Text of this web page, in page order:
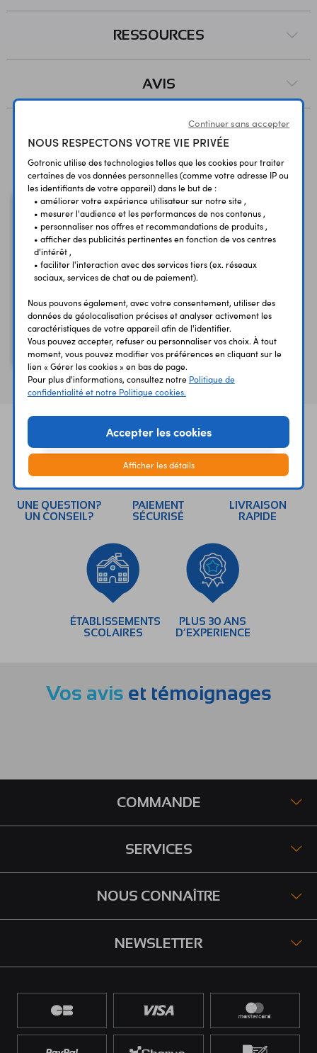
RESSOURCES
AVIS
Vous avez déja consulté
TDA3504
Contrôle vidéo
UNE QUESTION?
UN CONSEIL?
PAIEMENT
SÉCURISÉ
LIVRAISON
RAPIDE
ÉTABLISSEMENTS
SCOLAIRES
PLUS 30 ANS
D’EXPERIENCE
Vos avis et témoignages
COMMANDE
SERVICES
NOUS CONNAÎTRE
NEWSLETTER
Continuer sans accepter
NOUS RESPECTONS VOTRE VIE PRIVÉE
Gotronic utilise des technologies telles que les cookies pour traiter
certaines de vos données personnelles (comme votre adresse IP ou
les identifiants de votre appareil) dans le but de :
• améliorer votre expérience utilisateur sur notre site ,
• mesurer l'audience et les performances de nos contenus ,
• personnaliser nos offres et recommandations de produits ,
• afficher des publicités pertinentes en fonction de vos centres
d'intérêt ,
• faciliter l'interaction avec des services tiers (ex. réseaux
sociaux, services de chat ou de paiement).
Nous pouvons également, avec votre consentement, utiliser des
données de géolocalisation précises et analyser activement les
caractéristiques de votre appareil afin de l'identifier.
Vous pouvez accepter, refuser ou personnaliser vos choix. À tout
moment, vous pouvez modifier vos préférences en cliquant sur le
lien « Gérer les cookies » en bas de page.
Pour plus d'informations, consultez notre Politique de
confidentialité et notre Politique cookies.
Accepter les cookies
Afficher les détails